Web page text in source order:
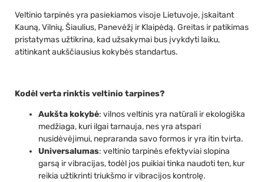
Veltinio tarpinės yra pasiekiamos visoje Lietuvoje, įskaitant
Kauną, Vilnių, Šiaulius, Panevėžį ir Klaipėdą. Greitas ir patikimas
pristatymas užtikrina, kad užsakymai bus įvykdyti laiku,
atitinkant aukščiausius kokybės standartus.
Kodėl verta rinktis veltinio tarpines?
Aukšta kokybė: vilnos veltinis yra natūrali ir ekologiška
medžiaga, kuri ilgai tarnauja, nes yra atspari
nusidėvėjimui, nepraranda savo formos ir yra itin tvirta.
Universalumas: veltinio tarpinės efektyviai slopina
garsą ir vibracijas, todėl jos puikiai tinka naudoti ten, kur
reikia užtikrinti triukšmo ir vibracijos kontrolę.